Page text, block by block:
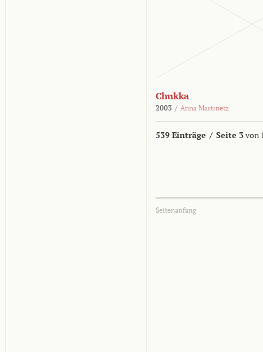
Chukka
2003 / Anna Martinetz
539 Einträge / Seite 3von
Seitenanfang